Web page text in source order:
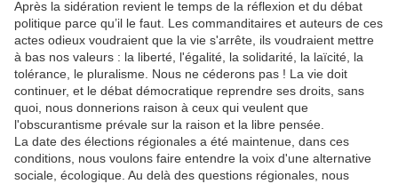
Après la sidération revient le temps de la réflexion et du débat
politique parce qu’il le faut. Les commanditaires et auteurs de ces
actes odieux voudraient que la vie s'arrête, ils voudraient mettre
à bas nos valeurs : la liberté, l'égalité, la solidarité, la laïcité, la
tolérance, le pluralisme. Nous ne céderons pas ! La vie doit
continuer, et le débat démocratique reprendre ses droits, sans
quoi, nous donnerions raison à ceux qui veulent que
l'obscurantisme prévale sur la raison et la libre pensée.
La date des élections régionales a été maintenue, dans ces
conditions, nous voulons faire entendre la voix d'une alternative
sociale, écologique. Au delà des questions régionales, nous